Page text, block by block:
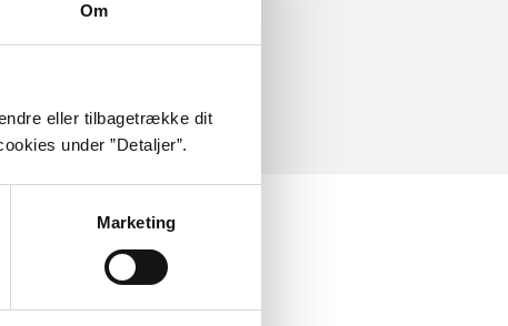
Om
eller tilbagetrække dit
under ”Detaljer”.
Marketing